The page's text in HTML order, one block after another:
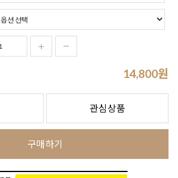
14,800원
관심상품
구매하기